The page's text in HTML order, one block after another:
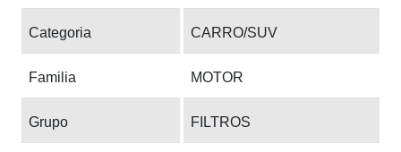
Categoria CARRO/SUV
Familia MOTOR
Grupo FILTROS